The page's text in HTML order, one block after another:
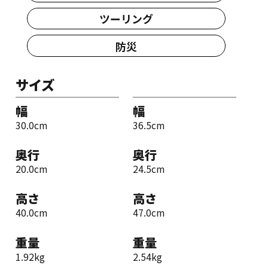
ツーリング
防災
サイズ
幅
30.0cm
奥行
20.0cm
高さ
40.0cm
重量
1.92kg
幅
36.5cm
奥行
24.5cm
高さ
47.0cm
重量
2.54kg